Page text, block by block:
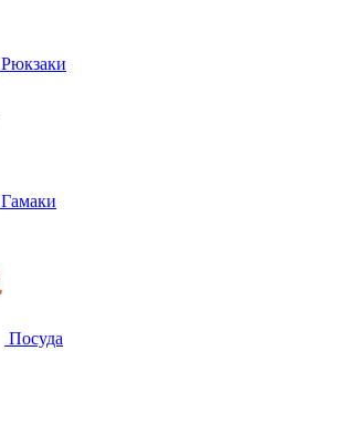
Рюкзаки
Гамаки
Посуда